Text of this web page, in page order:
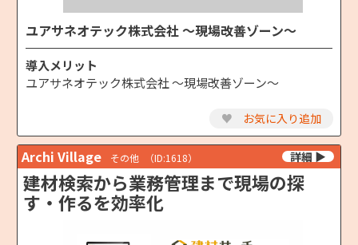
ユアサネオテック株式会社 ～現場改善ゾーン～
導入メリット
ユアサネオテック株式会社 ～現場改善ゾーン～
♥ お気に入り追加
Archi Village その他 （ID:1618）
建材検索から業務管理まで現場の探
す・作るを効率化